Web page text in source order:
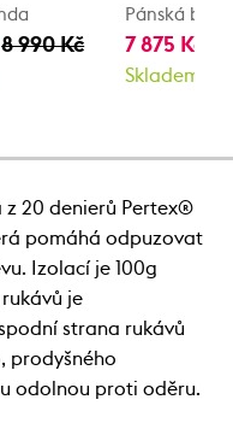
8 990 Kč
Pánská
7 875 Kč
Skladem
z 20 denierů Pertex®
pomáhá odpuzovat
Izolací je 100g
je
strana rukávů
prodyšného
odolnou proti oděru.